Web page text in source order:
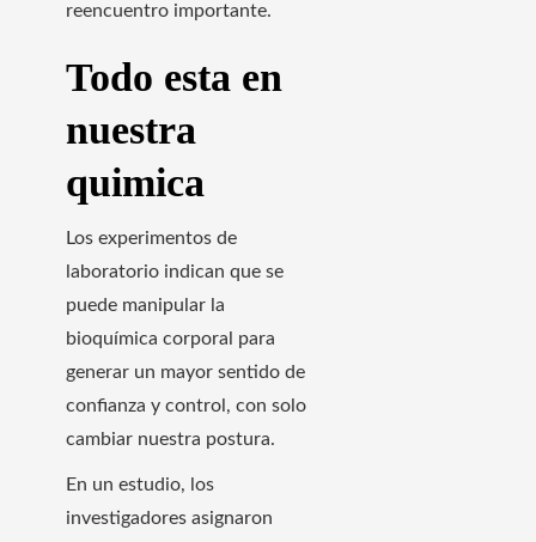
reencuentro importante.
Todo esta en
nuestra
quimica
Los experimentos de
laboratorio indican que se
puede manipular la
bioquímica corporal para
generar un mayor sentido de
confianza y control, con solo
cambiar nuestra postura.
En un estudio, los
investigadores asignaron